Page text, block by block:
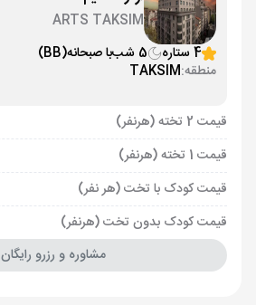
ARTS TAKSIM
4 ستاره
5 شب با صبحانه(BB)
منطقه:TAKSIM
قیمت 2 تخته (هرنفر)
قیمت 1 تخته (هرنفر)
قیمت کودک با تخت (هر نفر)
قیمت کودک بدون تخت (هرنفر)
مشاوره و رزرو رایگان